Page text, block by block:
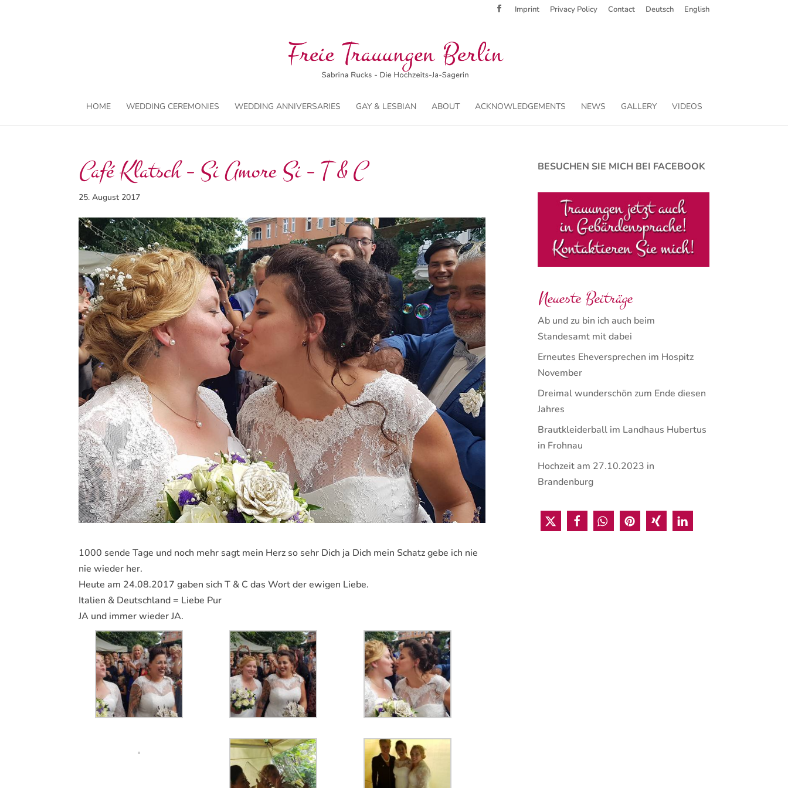
Imprint Privacy Policy Contact Deutsch English
HOME WEDDING CEREMONIES WEDDING ANNIVERSARIES GAY & LESBIAN ABOUT ACKNOWLEDGEMENTS NEWS GALLERY VIDEOS
Café Klatsch – Si Amore Si – T & C
25. August 2017
1000 sende Tage und noch mehr sagt mein Herz so sehr Dich ja Dich mein Schatz gebe ich nie
nie wieder her.
Heute am 24.08.2017 gaben sich T & C das Wort der ewigen Liebe.
Italien & Deutschland = Liebe Pur
JA und immer wieder JA.
BESUCHEN SIE MICH BEI FACEBOOK
Neueste Beiträge
Ab und zu bin ich auch beim
Standesamt mit dabei
Erneutes Eheversprechen im Hospitz
November
Dreimal wunderschön zum Ende diesen
Jahres
Brautkleiderball im Landhaus Hubertus
in Frohnau
Hochzeit am 27.10.2023 in
Brandenburg